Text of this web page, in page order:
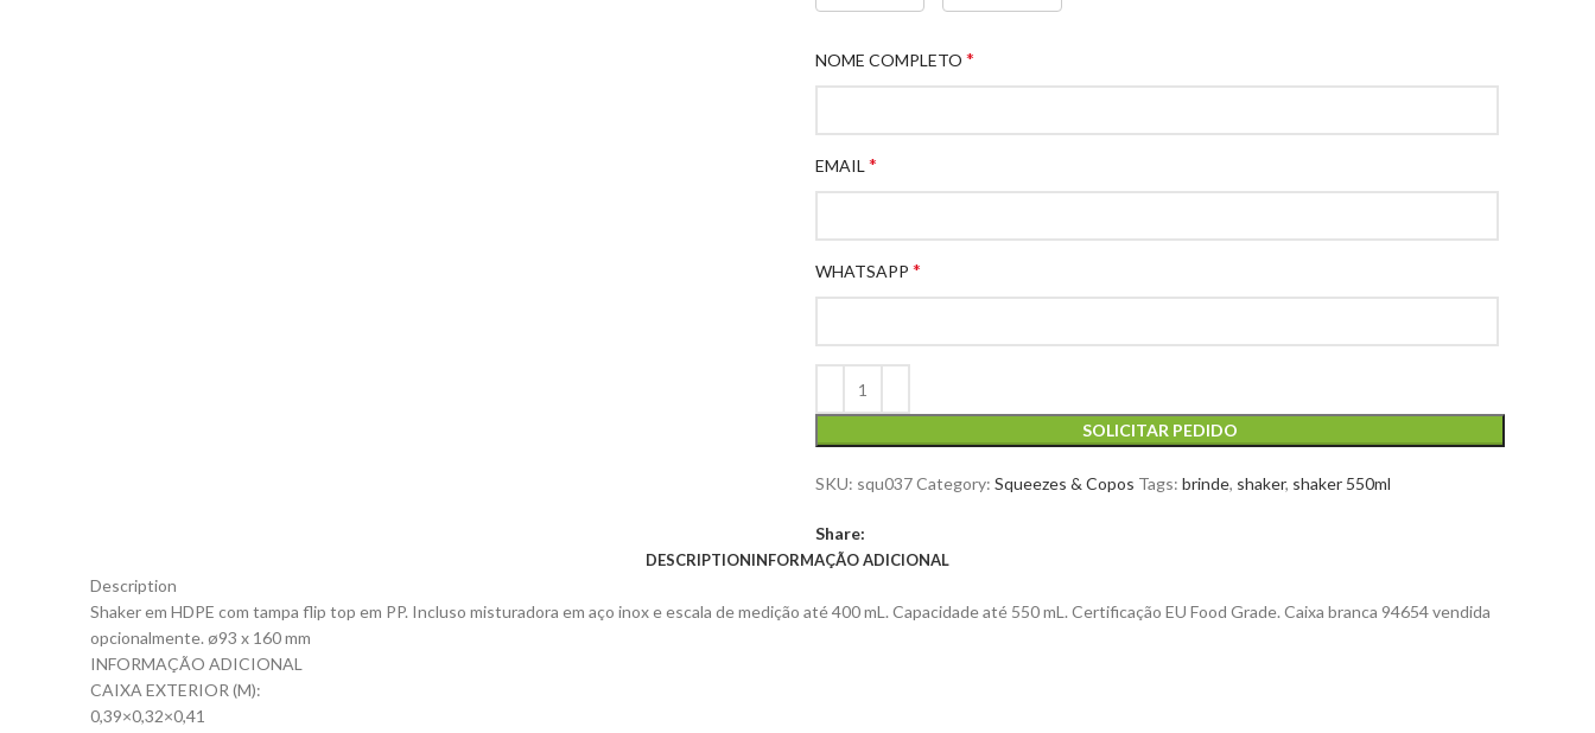
NOME COMPLETO *
EMAIL *
WHATSAPP *
SOLICITAR PEDIDO
SKU: squ037Category: Squeezes & Copos Tags: brinde, shaker, shaker 550ml
Share:
DESCRIPTIONINFORMAÇÃO ADICIONAL
Description
Shaker em HDPE com tampa flip top em PP. Incluso misturadora em aço inox e escala de medição até 400 mL. Capacidade até 550 mL. Certificação EU Food Grade. Caixa branca 94654 vendida
opcionalmente. ø93 x 160 mm
INFORMAÇÃO ADICIONAL
CAIXA EXTERIOR (M):
0,39×0,32×0,41